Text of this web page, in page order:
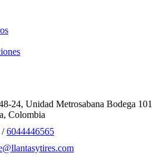
24, Unidad Metrosabana Bodega 101
, Colombia
/6044446565